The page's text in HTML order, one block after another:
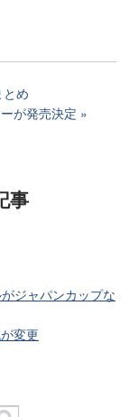
め
が発売決定
事
ジャパンカップな
変更